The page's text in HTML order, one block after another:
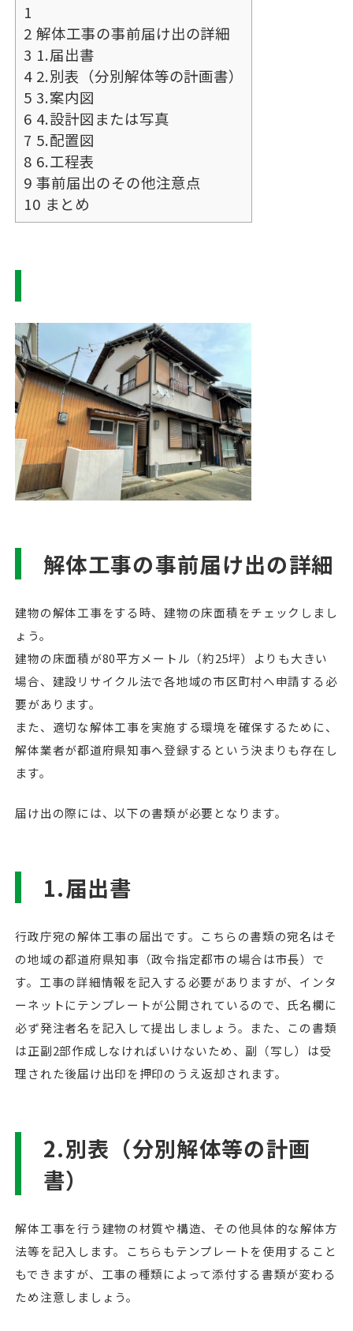
1
2 解体工事の事前届け出の詳細
3 1.届出書
4 2.別表（分別解体等の計画書）
5 3.案内図
6 4.設計図または写真
7 5.配置図
8 6.工程表
9 事前届出のその他注意点
10 まとめ
解体工事の事前届け出の詳細
建物の解体工事をする時、建物の床面積をチェックしまし
ょう。
建物の床面積が80平方メートル（約25坪）よりも大きい
場合、建設リサイクル法で各地域の市区町村へ申請する必
要があります。
また、適切な解体工事を実施する環境を確保するために、
解体業者が都道府県知事へ登録するという決まりも存在し
ます。
届け出の際には、以下の書類が必要となります。
1.届出書
行政庁宛の解体工事の届出です。こちらの書類の宛名はそ
の地域の都道府県知事（政令指定都市の場合は市長）で
す。工事の詳細情報を記入する必要がありますが、インタ
ーネットにテンプレートが公開されているので、氏名欄に
必ず発注者名を記入して提出しましょう。また、この書類
は正副2部作成しなければいけないため、副（写し）は受
理された後届け出印を押印のうえ返却されます。
2.別表（分別解体等の計画
書）
解体工事を行う建物の材質や構造、その他具体的な解体方
法等を記入します。こちらもテンプレートを使用すること
もできますが、工事の種類によって添付する書類が変わる
ため注意しましょう。